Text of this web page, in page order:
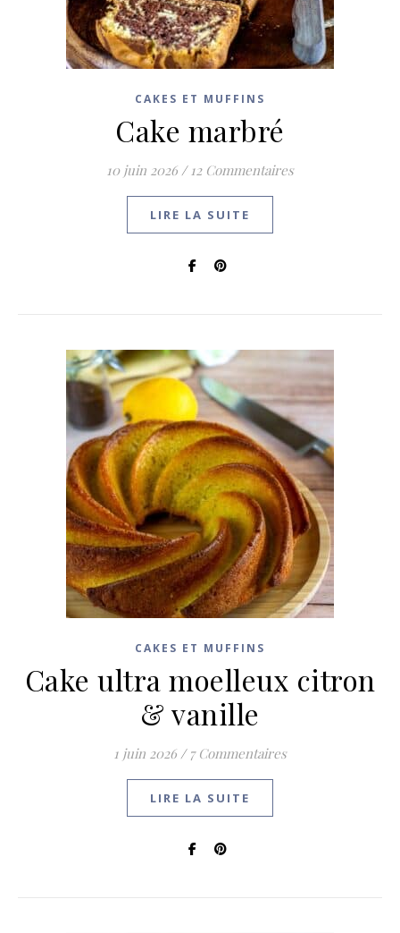
CAKES ET MUFFINS
Cake marbré
10 juin 2026 / 12 Commentaires
LIRE LA SUITE
CAKES ET MUFFINS
Cake ultra moelleux citron
& vanille
1 juin 2026 / 7 Commentaires
LIRE LA SUITE